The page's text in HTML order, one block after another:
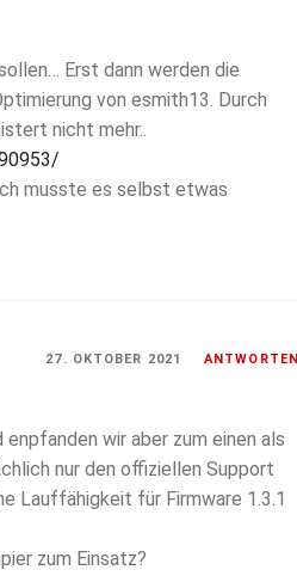
Erst dann werden die
von esmith13. Durch
nicht mehr..
musste es selbst etwas
27. OKTOBER 2021 ANTWORTEN
wir aber zum einen als
nur den offiziellen Support
Lauffähigkeit für Firmware 1.3.1
zum Einsatz?